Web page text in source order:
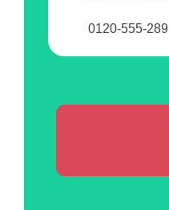
0120-555-289